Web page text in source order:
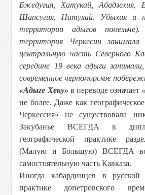
Бжедугия, Хатукай, Абадзехия,
Шапсугия, Натухай, Убыхия и
территории адыгов
территория Черкесии
центральную часть Северного
середине 19 века адыги
современное черноморское
«Адыге Хеку» в переводе означает
не более. Даже как
Черкессия» не существовала
Закубанье ВСЕГДА в
географической практике
(Малую и Большую) ВСЕГДА
самостоятельную часть Кавказа.
Иногда кабардинцев в русской
практике допетровского